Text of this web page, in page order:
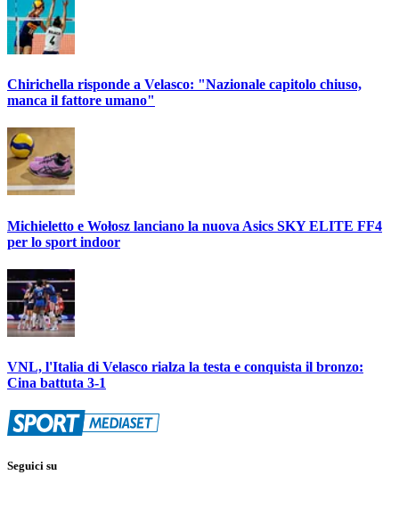
Chirichella risponde a Velasco: "Nazionale capitolo chiuso,
manca il fattore umano"
Michieletto e Wołosz lanciano la nuova Asics SKY ELITE FF4
per lo sport indoor
VNL, l'Italia di Velasco rialza la testa e conquista il bronzo:
Cina battuta 3-1
Seguici su